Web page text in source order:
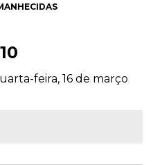
feira, 16 de março